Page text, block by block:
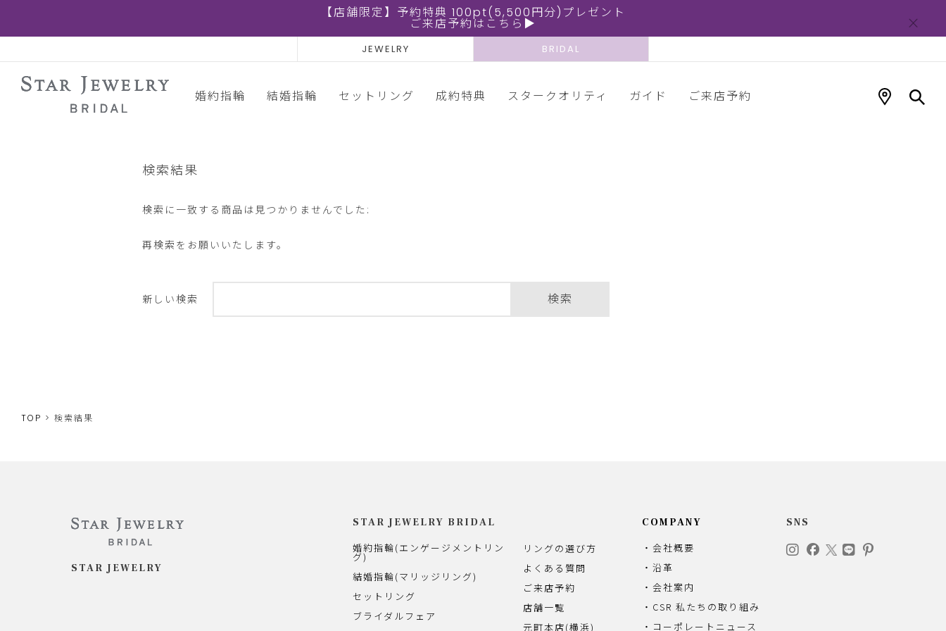
【店舗限定】予約特典 100pt(5,500円分)プレゼント
ご来店予約はこちら▶
JEWELRY BRIDAL
婚約指輪 結婚指輪 セットリング 成約特典 スタークオリティ ガイド ご来店予約
検索結果
検索に一致する商品は見つかりませんでした:
再検索をお願いいたします。
新しい検索 検索
TOP 検索結果
STAR JEWELRY
STAR JEWELRY BRIDAL
婚約指輪(エンゲージメントリン
グ)
結婚指輪(マリッジリング)
セットリング
ブライダルフェア
リングの選び方
よくある質問
ご来店予約
店舗一覧
元町本店(横浜)
COMPANY
・会社概要
・沿革
・会社案内
・CSR 私たちの取り組み
・コーポレートニュース
SNS